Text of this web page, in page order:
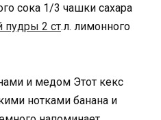
сока 1/3 чашки сахара
пудры 2 ст.л. лимонного
и медом Этот кекс
нотками банана и